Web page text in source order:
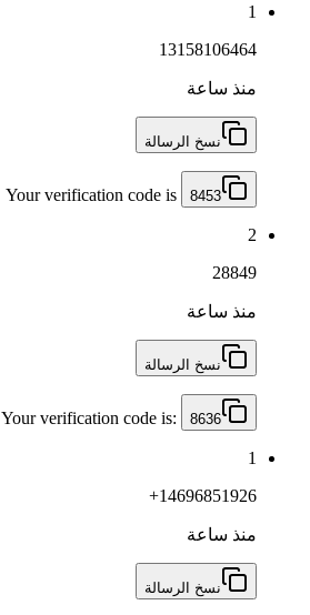
1
13158106464
منذ ساعة
نسخ الرسالة
Your verification code is 8453
2
28849
منذ ساعة
نسخ الرسالة
Your verification code is: 8636
1
+14696851926
منذ ساعة
نسخ الرسالة